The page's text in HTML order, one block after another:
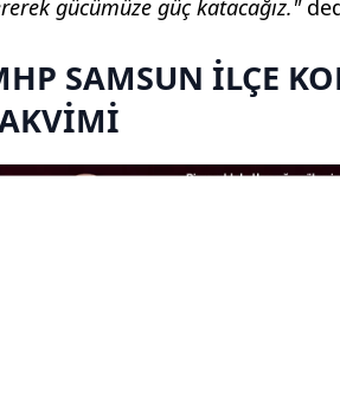
gücümüze güç katacağız."
SAMSUN İLÇE